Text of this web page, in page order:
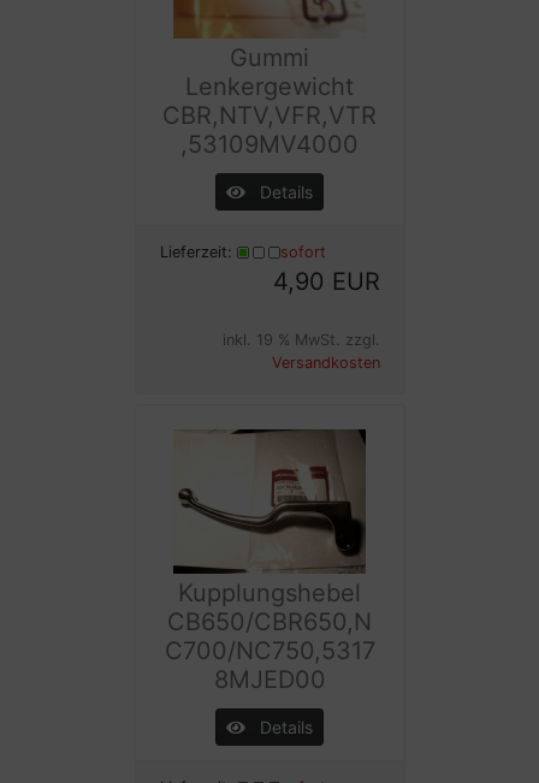
Gummi
Lenkergewicht
CBR,NTV,VFR,VTR
,53109MV4000
Details
Lieferzeit: sofort
4,90 EUR
inkl. 19 % MwSt. zzgl.
Versandkosten
Kupplungshebel
CB650/CBR650,N
C700/NC750,5317
8MJED00
Details